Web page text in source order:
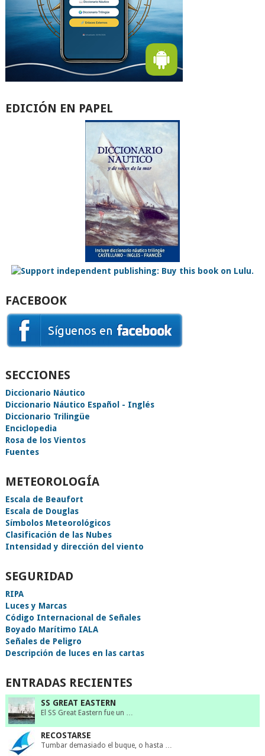
EDICIÓN EN PAPEL
FACEBOOK
SECCIONES
Diccionario Náutico
Diccionario Náutico Español - Inglés
Diccionario Trilingüe
Enciclopedia
Rosa de los Vientos
Fuentes
METEOROLOGÍA
Escala de Beaufort
Escala de Douglas
Símbolos Meteorológicos
Clasificación de las Nubes
Intensidad y dirección del viento
SEGURIDAD
RIPA
Luces y Marcas
Código Internacional de Señales
Boyado Marítimo IALA
Señales de Peligro
Descripción de luces en las cartas
ENTRADAS RECIENTES
SS GREAT EASTERN
El SS Great Eastern fue un …
RECOSTARSE
Tumbar demasiado el buque, o hasta …